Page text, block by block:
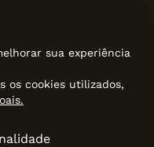
sua experiência
os cookies utilizados,